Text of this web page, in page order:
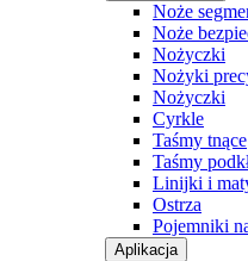
Noże
Noże
Nożyczki
Nożyki
Nożyczki
Cyrkle
Taśmy tnące
Taśmy
Linijki i
Ostrza
Pojemniki
Aplikacja